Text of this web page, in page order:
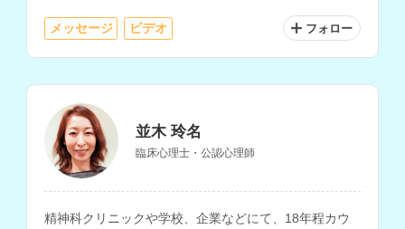
メッセージ ビデオ フォロー
並木 玲名
臨床心理士・公認心理師
精神科クリニックや学校、企業などにて、18年程カウ